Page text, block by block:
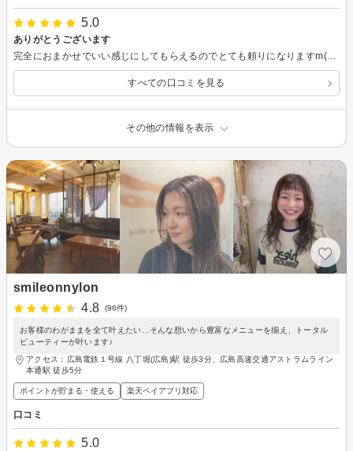
5.0
ありがとうございます
完全におまかせでいい感じにしてもらえるのでとても頼りになりますm(_ _)m ここに通い始めて自分のくせ毛が好きになれました(笑)
すべての口コミを見る
その他の情報を表示
smileonnylon
4.8
(96件)
お客様のわがままを全て叶えたい…そんな想いから豊富なメニューを揃え、トータル
ビューティーが叶います♪
アクセス：広島電鉄１号線 八丁堀(広島)駅 徒歩3分、広島高速交通アストラムライン
本通駅 徒歩5分
ポイントが貯まる・使える 楽天ペイアプリ対応
口コミ
5.0